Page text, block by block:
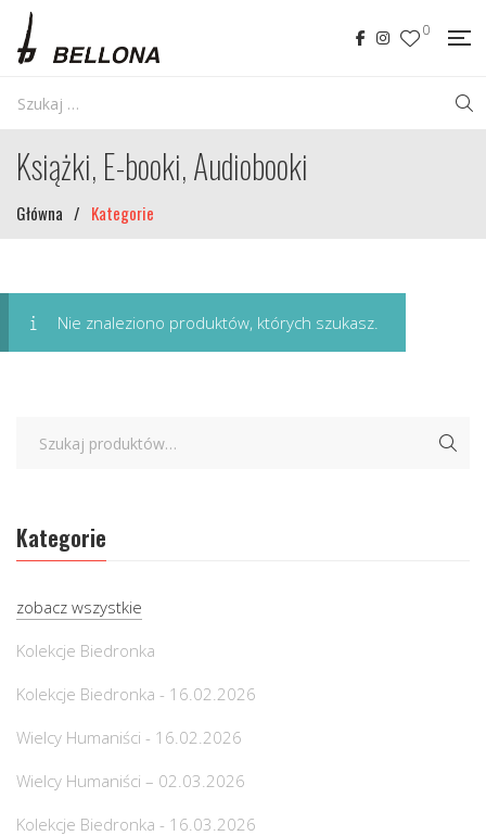
0
Książki, E-booki, Audiobooki
Główna / Kategorie
Nie znaleziono produktów, których szukasz.
Kategorie
zobacz wszystkie
Kolekcje Biedronka
Kolekcje Biedronka - 16.02.2026
Wielcy Humaniści - 16.02.2026
Wielcy Humaniści – 02.03.2026
Kolekcje Biedronka - 16.03.2026